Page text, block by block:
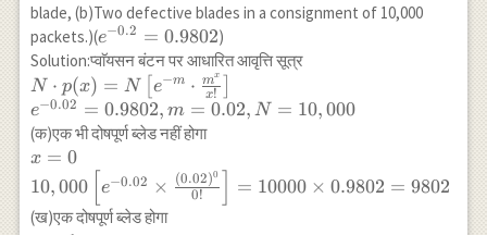
blade, (b)Two defective blades in a consignment of 10,000
packets.)(e^{-0.2}=0.9802
e−0.2 = 0.9802)
Solution:प्वाॅयसन बंटन पर आधारित आवृत्ति सूत्र
N \cdot
p(x)=N\left[e^{-
m} \cdot
\frac{m^x}
{x!}\right] \\
e^{-0.02}=0.9802,
m=0.02, N=
N ⋅ p(x) = N e−m ⋅ x!
mx
e−0.02 = 0.9802, m = 0.02, N = 10,000
(क)एक भी दोषपूर्ण ब्लेड नहीं होगा
x=0 \\
10,000\left[e^{-0.02}
\times
\frac{(0.02)^0}
x = 0
10,000 e−0.02 × 0!
(0.02)0
= 10000 × 0.9802 = 9802
(ख)एक दोषपूर्ण ब्लेड होगा